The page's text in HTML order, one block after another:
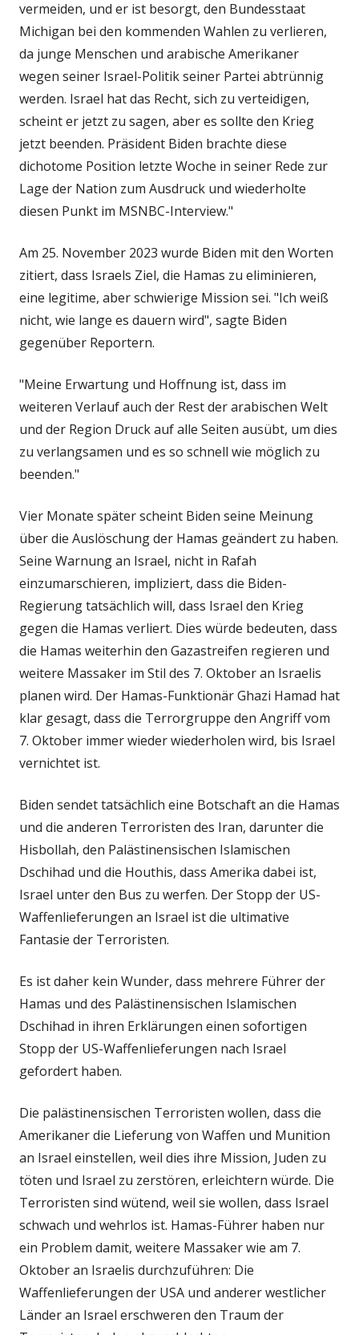
vermeiden, und er ist besorgt, den Bundesstaat
Michigan bei den kommenden Wahlen zu verlieren,
da junge Menschen und arabische Amerikaner
wegen seiner Israel-Politik seiner Partei abtrünnig
werden. Israel hat das Recht, sich zu verteidigen,
scheint er jetzt zu sagen, aber es sollte den Krieg
jetzt beenden. Präsident Biden brachte diese
dichotome Position letzte Woche in seiner Rede zur
Lage der Nation zum Ausdruck und wiederholte
diesen Punkt im MSNBC-Interview."
Am 25. November 2023 wurde Biden mit den Worten
zitiert, dass Israels Ziel, die Hamas zu eliminieren,
eine legitime, aber schwierige Mission sei. "Ich weiß
nicht, wie lange es dauern wird", sagte Biden
gegenüber Reportern.
"Meine Erwartung und Hoffnung ist, dass im
weiteren Verlauf auch der Rest der arabischen Welt
und der Region Druck auf alle Seiten ausübt, um dies
zu verlangsamen und es so schnell wie möglich zu
beenden."
Vier Monate später scheint Biden seine Meinung
über die Auslöschung der Hamas geändert zu haben.
Seine Warnung an Israel, nicht in Rafah
einzumarschieren, impliziert, dass die Biden-
Regierung tatsächlich will, dass Israel den Krieg
gegen die Hamas verliert. Dies würde bedeuten, dass
die Hamas weiterhin den Gazastreifen regieren und
weitere Massaker im Stil des 7. Oktober an Israelis
planen wird. Der Hamas-Funktionär Ghazi Hamad hat
klar gesagt, dass die Terrorgruppe den Angriff vom
7. Oktober immer wieder wiederholen wird, bis Israel
vernichtet ist.
Biden sendet tatsächlich eine Botschaft an die Hamas
und die anderen Terroristen des Iran, darunter die
Hisbollah, den Palästinensischen Islamischen
Dschihad und die Houthis, dass Amerika dabei ist,
Israel unter den Bus zu werfen. Der Stopp der US-
Waffenlieferungen an Israel ist die ultimative
Fantasie der Terroristen.
Es ist daher kein Wunder, dass mehrere Führer der
Hamas und des Palästinensischen Islamischen
Dschihad in ihren Erklärungen einen sofortigen
Stopp der US-Waffenlieferungen nach Israel
gefordert haben.
Die palästinensischen Terroristen wollen, dass die
Amerikaner die Lieferung von Waffen und Munition
an Israel einstellen, weil dies ihre Mission, Juden zu
töten und Israel zu zerstören, erleichtern würde. Die
Terroristen sind wütend, weil sie wollen, dass Israel
schwach und wehrlos ist. Hamas-Führer haben nur
ein Problem damit, weitere Massaker wie am 7.
Oktober an Israelis durchzuführen: Die
Waffenlieferungen der USA und anderer westlicher
Länder an Israel erschweren den Traum der